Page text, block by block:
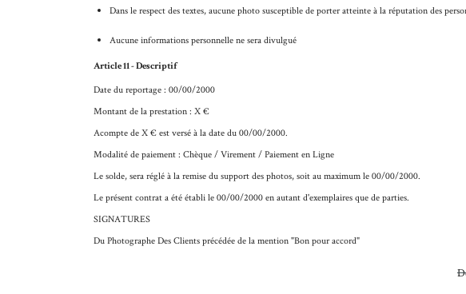
Dans le respect des textes, aucune photo susceptible de porter atteinte à la réputation des
Aucune informations personnelle ne sera divulgué
Article 11 - Descriptif
Date du reportage : 00/00/2000
Montant de la prestation : X €
Acompte de X € est versé à la date du 00/00/2000.
Modalité de paiement : Chèque / Virement / Paiement en Ligne
Le solde, sera réglé à la remise du support des photos, soit au maximum le 00/00/2000.
Le présent contrat a été établi le 00/00/2000 en autant d'exemplaires que de parties.
SIGNATURES
Du Photographe Des Clients précédée de la mention "Bon pour accord"